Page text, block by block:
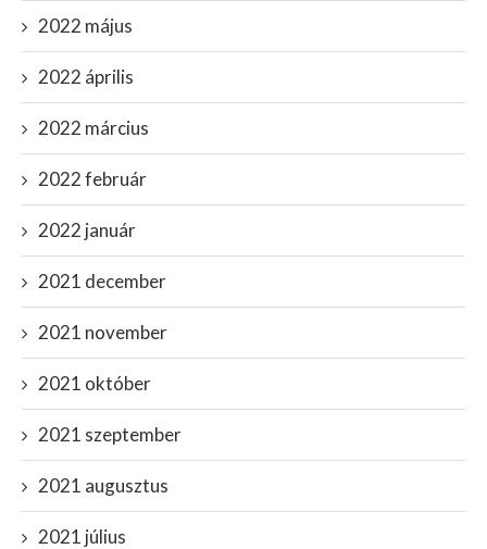
2022 május
2022 április
2022 március
2022 február
2022 január
2021 december
2021 november
2021 október
2021 szeptember
2021 augusztus
2021 július